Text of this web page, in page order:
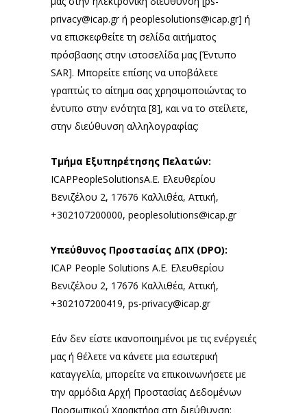
privacy@icap.grή peoplesolutions@icap.gr] ή
να επισκεφθείτε τη σελίδα αιτήματος
πρόσβασης στην ιστοσελίδα μας [Έντυπο
SAR]. Μπορείτε επίσης να υποβάλετε
γραπτώς το αίτημα σας χρησιμοποιώντας το
έντυπο στην ενότητα [8], και να το στείλετε,
στην διεύθυνση αλληλογραφίας:
Τμήμα Εξυπηρέτησης Πελατών:
ICAPPeopleSolutionsA.E. Ελευθερίου
Βενιζέλου 2, 17676 Καλλιθέα, Αττική,
+302107200000, peoplesolutions@icap.gr
Υπεύθυνος Προστασίας ΔΠΧ (DPO):
ICAP People Solutions A.E. Ελευθερίου
Βενιζέλου 2, 17676 Καλλιθέα, Αττική,
+302107200419, ps-privacy@icap.gr
Εάν δεν είστε ικανοποιημένοι με τις ενέργειές
μας ή θέλετε να κάνετε μια εσωτερική
καταγγελία, μπορείτε να επικοινωνήσετε με
την αρμόδια Αρχή Προστασίας Δεδομένων
Προσωπικού Χαρακτήρα στη διεύθυνση: